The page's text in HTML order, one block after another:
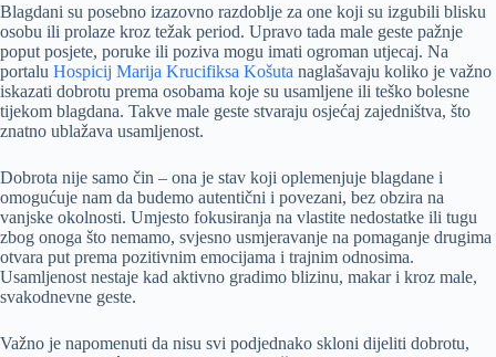
Blagdani su posebno izazovno razdoblje za one koji su izgubili blisku
osobu ili prolaze kroz težak period. Upravo tada male geste pažnje
poput posjete, poruke ili poziva mogu imati ogroman utjecaj. Na
portalu Hospicij Marija Krucifiksa Košuta naglašavaju koliko je važno
iskazati dobrotu prema osobama koje su usamljene ili teško bolesne
tijekom blagdana. Takve male geste stvaraju osjećaj zajedništva, što
znatno ublažava usamljenost.
Dobrota nije samo čin – ona je stav koji oplemenjuje blagdane i
omogućuje nam da budemo autentični i povezani, bez obzira na
vanjske okolnosti. Umjesto fokusiranja na vlastite nedostatke ili tugu
zbog onoga što nemamo, svjesno usmjeravanje na pomaganje drugima
otvara put prema pozitivnim emocijama i trajnim odnosima.
Usamljenost nestaje kad aktivno gradimo blizinu, makar i kroz male,
svakodnevne geste.
Važno je napomenuti da nisu svi podjednako skloni dijeliti dobrotu,